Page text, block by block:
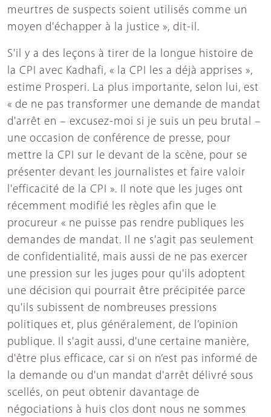
meurtres de suspects soient utilisés comme un
moyen d'échapper à la justice », dit-il.
S'il y a des leçons à tirer de la longue histoire de
la CPI avec Kadhafi, « la CPI les a déjà apprises »,
estime Prosperi. La plus importante, selon lui, est
« de ne pas transformer une demande de mandat
d'arrêt en – excusez-moi si je suis un peu brutal –
une occasion de conférence de presse, pour
mettre la CPI sur le devant de la scène, pour se
présenter devant les journalistes et faire valoir
l'efficacité de la CPI ». Il note que les juges ont
récemment modifié les règles afin que le
procureur « ne puisse pas rendre publiques les
demandes de mandat. Il ne s'agit pas seulement
de confidentialité, mais aussi de ne pas exercer
une pression sur les juges pour qu'ils adoptent
une décision qui pourrait être précipitée parce
qu'ils subissent de nombreuses pressions
politiques et, plus généralement, de l’opinion
publique. Il s'agit aussi, d'une certaine manière,
d'être plus efficace, car si on n’est pas informé de
la demande ou d'un mandat d'arrêt délivré sous
scellés, on peut obtenir davantage de
négociations à huis clos dont nous ne sommes